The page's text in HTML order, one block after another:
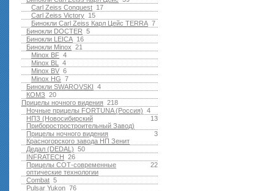
17
Carl Zeiss Conquest
15
Carl Zeiss Victory
7
Бинокли Carl Zeiss Карл Цейс TERRA
5
Бинокли DOCTER
16
Бинокли LEICA
21
Бинокли Minox
4
Minox BF
4
Minox BL
6
Minox BV
7
Minox HG
4
Бинокли SWAROVSKI
20
КОМЗ
218
Прицелы ночного видения
4
Ночные прицелы FORTUNA (Россия)
13
НПЗ (Новосибирский
Приборостростроительный Завод)
3
Прицелы ночного видения
Красногорского завода НП Зенит
50
Дедал (DEDAL)
26
INFRATECH
22
Прицелы СОТ-современные
оптические технологии
5
Combat
76
Pulsar Yukon